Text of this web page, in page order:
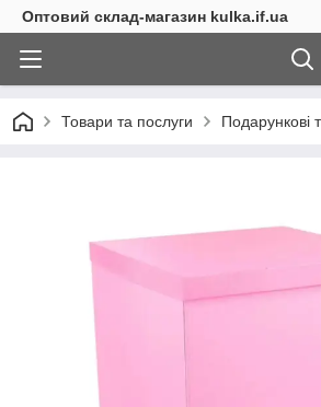
Оптовий склад-магазин kulka.if.ua
Товари та послуги Подарункові